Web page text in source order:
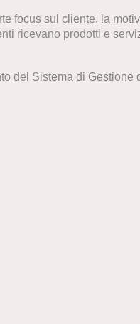
focus sul cliente, la
ricevano prodotti e
del Sistema di